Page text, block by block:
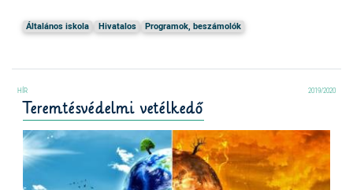
Általános iskola Hivatalos Programok, beszámolók
2019/2020
Teremtésvédelmi vetélkedő